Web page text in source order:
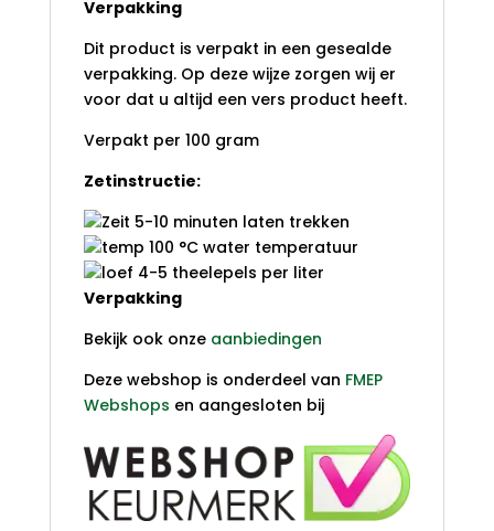
Verpakking
Dit product is verpakt in een gesealde
verpakking. Op deze wijze zorgen wij er
voor dat u altijd een vers product heeft.
Verpakt per 100 gram
Zetinstructie:
5-10 minuten laten trekken
100 °C water temperatuur
4-5 theelepels per liter
Verpakking
Bekijk ook onze aanbiedingen
Deze webshop is onderdeel van FMEP
Webshops en aangesloten bij